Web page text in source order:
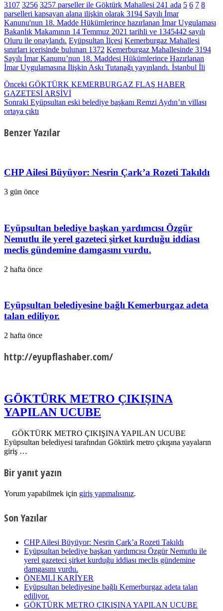
3107 3256 3257 parseller ile Göktürk Mahallesi 241 ada 5 6 7 8
parselleri kapsayan alana ilişkin olarak 3194 Sayılı İmar
Kanunu'nun 18. Madde Hükümlerince hazırlanan İmar Uygulaması
Bakanlık Makamının 14 Temmuz 2021 tarihli ve 1345442 sayılı
Oluru ile onaylandı. Eyüpsultan İlçesi Kemerburgaz Mahallesi
sınırları içerisinde bulunan 1372 Kemerburgaz Mahallesinde 3194
Sayılı İmar Kanunu’nun 18. Maddesi Hükümlerince Hazırlanan
İmar Uygulamasına İlişkin Askı Tutanağı yayınlandı. İstanbul İli
Önceki GÖKTÜRK KEMERBURGAZ FLAŞ HABER
GAZETESİ ARŞİVİ
Sonraki Eyüpsultan eski belediye başkanı Remzi Aydın’ın villası
ortaya çıktı
Benzer Yazılar
CHP Ailesi Büyüyor: Nesrin Çark’a Rozeti Takıldı
3 gün önce
Eyüpsultan belediye başkan yardımcısı Özgür
Nemutlu ile yerel gazeteci şirket kurduğu iddiası
meclis gündemine damgasını vurdu.
2 hafta önce
Eyüpsultan belediyesine bağlı Kemerburgaz adeta
talan ediliyor.
2 hafta önce
http://eyupflashaber.com/
GÖKTÜRK METRO ÇIKIŞINA
YAPILAN UCUBE
GÖKTÜRK METRO ÇIKIŞINA YAPILAN UCUBE
Eyüpsultan belediyesi tarafından Göktürk metro çıkışına yayaların
giriş …
Bir yanıt yazın
Yorum yapabilmek için giriş yapmalısınız.
Son Yazılar
CHP Ailesi Büyüyor: Nesrin Çark’a Rozeti Takıldı
Eyüpsultan belediye başkan yardımcısı Özgür Nemutlu ile
yerel gazeteci şirket kurduğu iddiası meclis gündemine
damgasını vurdu.
ÖNEMLİ KARİYER
Eyüpsultan belediyesine bağlı Kemerburgaz adeta talan
ediliyor.
GÖKTÜRK METRO ÇIKIŞINA YAPILAN UCUBE